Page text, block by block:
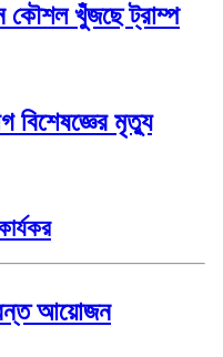
কৌশল খুঁজছে ট্রাম্প
মৃত্যু
আয়োজন